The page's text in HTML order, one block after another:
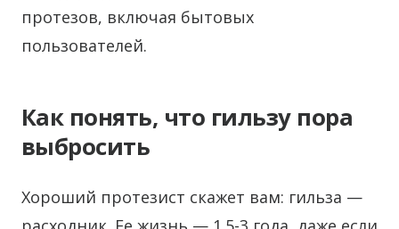
протезов, включая бытовых
пользователей.
Как понять, что гильзу пора
выбросить
Хороший протезист скажет вам: гильза —